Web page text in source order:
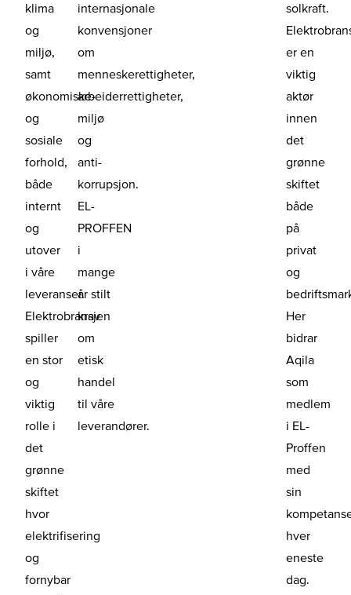
klima
og
miljø,
samt
økonomiske-
og
sosiale
forhold,
både
internt
og
utover
i våre
leveranser.
Elektrobransjen
spiller
en stor
og
viktig
rolle i
det
grønne
skiftet
hvor
elektrifisering
og
fornybar
internasjonale
konvensjoner
om
menneskerettigheter,
arbeiderrettigheter,
miljø
og
anti-
korrupsjon.
EL-
PROFFEN
i
mange
år stilt
krav
om
etisk
handel
til våre
leverandører.
solkraft.
er en
viktig
aktør
innen
det
grønne
skiftet
både
på
privat
og
Her
bidrar
Aqila
som
medlem
i EL-
Proffen
med
sin
hver
eneste
dag.